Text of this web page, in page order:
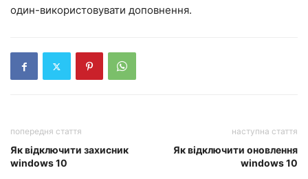
один-використовувати доповнення.
попередня стаття
Як відключити захисник
windows 10
наступна стаття
Як відключити оновлення
windows 10